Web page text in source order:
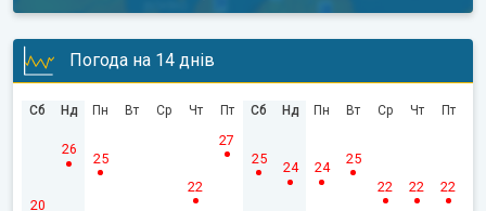
Погода на 14 днів
Сб
20
Нд
26
Пн
25
Вт Ср Чт
22
Пт
27
Сб
25
Нд
24
Пн
24
Вт
25
Ср
22
Чт
22
Пт
22